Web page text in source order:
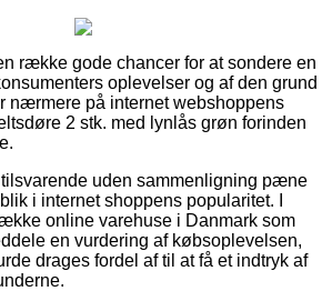
række gode chancer for at sondere en
oplevelser og af den grund
nærmere på internet webshoppens
2 stk. med lynlås grøn forinden
uden sammenligning pæne
i internet shoppens popularitet. I
online varehuse i Danmark som
en vurdering af købsoplevelsen,
drages fordel af til at få et indtryk af